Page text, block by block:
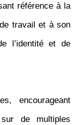
référence à la
travail et à son
l’identité et de
encourageant
de multiples